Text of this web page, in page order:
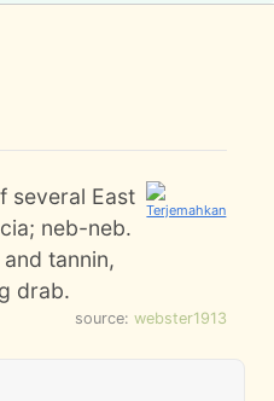
several East
neb-neb.
tannin,
drab.
source: webster1913